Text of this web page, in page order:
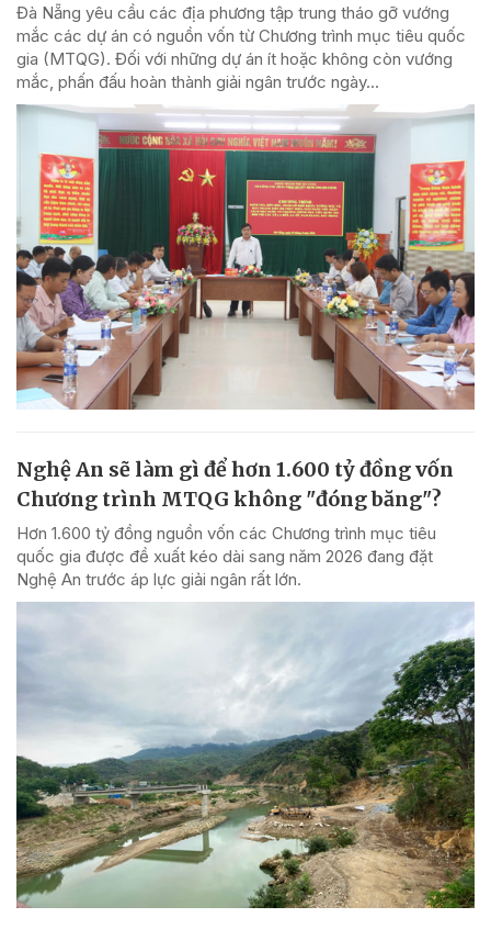
Đà Nẵng yêu cầu các địa phương tập trung tháo gỡ vướng
mắc các dự án có nguồn vốn từ Chương trình mục tiêu quốc
gia (MTQG). Đối với những dự án ít hoặc không còn vướng
mắc, phấn đấu hoàn thành giải ngân trước ngày...
Nghệ An sẽ làm gì để hơn 1.600 tỷ đồng vốn
Chương trình MTQG không "đóng băng"?
Hơn 1.600 tỷ đồng nguồn vốn các Chương trình mục tiêu
quốc gia được đề xuất kéo dài sang năm 2026 đang đặt
Nghệ An trước áp lực giải ngân rất lớn.